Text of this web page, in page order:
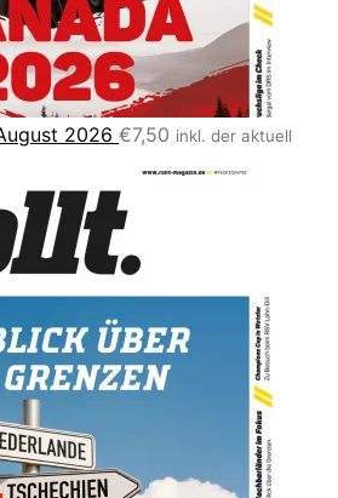
2026 €7,50 inkl. der aktuell